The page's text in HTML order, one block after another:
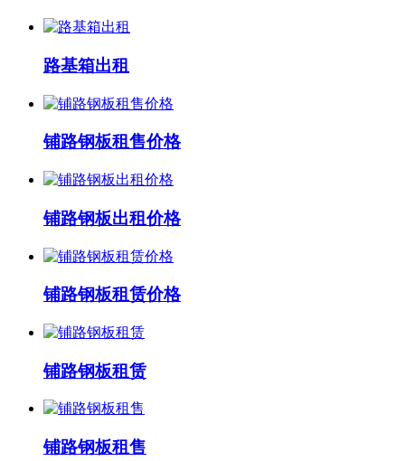
路基箱出租
铺路钢板租售价格
铺路钢板出租价格
铺路钢板租赁价格
铺路钢板租赁
铺路钢板租售